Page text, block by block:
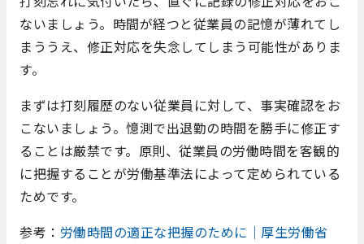
ないましょう。時間が経つと従業員の記憶が薄れてし
まううえ、修正対応を失念してしまう可能性がありま
す。
まずは打刻履歴のない従業員に対して、事実確認をお
こないましょう。憶測で出退勤の時間を勝手に修正す
ることは厳禁です。原則、従業員の労働時間を客観的
に把握することが労働基準法によって定められている
ためです。
参考： 労働時間の適正な把握のために｜厚生労働省